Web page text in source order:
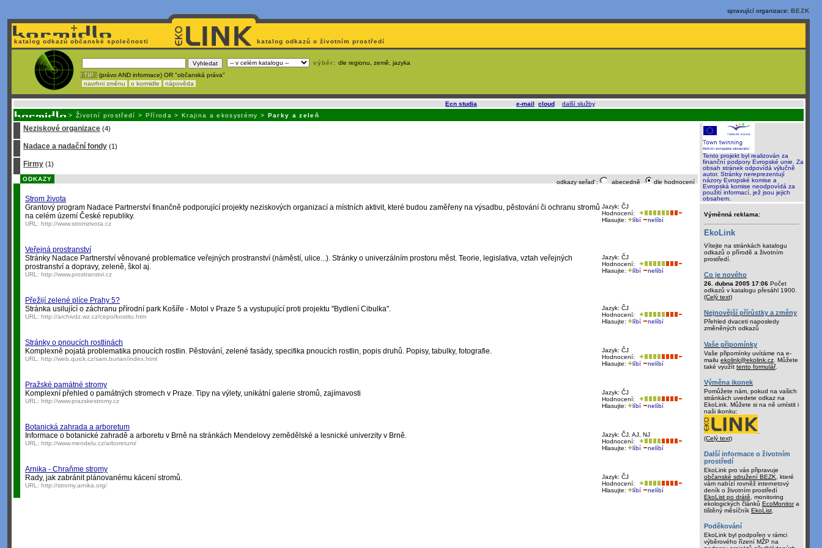
spravující organizace: BEZK
katalog odkazů občanské společnosti katalog odkazů o životním prostředí
výběr: dle regionu, země, jazyka
! TIP : (právo AND informace) OR "občanská práva"
navrhni změnu
o kormidle nápověda
Ecn studia e-mail cloud další služby.
> Životní prostředí > Příroda >Krajina a ekosystémy > Parky a zeleň
Neziskové organizace (4)
Nadace a nadační fondy (1)
Firmy (1)
odkazy seřaď : abecedně dle hodnocení
ODKAZY
Strom života
Jazyk: ČJ
Hodnocení:
Hlasujte:
líbí nelíbí
Grantový program Nadace Partnerství finančně podporující projekty neziskových organizací a místních aktivit, které budou zaměřeny na výsadbu, pěstování či ochranu stromů
na celém území České republiky.
URL: http://www.stromzivota.cz
Veřejná prostranství
Jazyk: ČJ
Hodnocení:
Hlasujte:
líbí nelíbí
Stránky Nadace Partnerství věnované problematice veřejných prostranství (náměstí, ulice...). Stránky o univerzálním prostoru měst. Teorie, legislativa, vztah veřejných
prostranství a dopravy, zeleně, škol aj.
URL: http://www.prostranstvi.cz
Přežijí zelené plíce Prahy 5?
Jazyk: ČJ
Hodnocení:
Hlasujte:
líbí nelíbí
Stránka usilující o záchranu přírodní park Košíře - Motol v Praze 5 a vystupující proti projektu "Bydlení Cibulka".
URL: http://archivdz.wz.cz/cepo/kostitu.htm
Stránky o pnoucích rostlinách
Jazyk: ČJ
Hodnocení:
Hlasujte:
líbí nelíbí
Komplexně pojatá problematika pnoucích rostlin. Pěstování, zelené fasády, specifika pnoucích rostlin, popis druhů. Popisy, tabulky, fotografie.
URL: http://web.quick.cz/sam.burian/index.html
Pražské památné stromy
Jazyk: ČJ
Hodnocení:
Hlasujte:
líbí nelíbí
Komplexní přehled o památných stromech v Praze. Tipy na výlety, unikátní galerie stromů, zajímavosti
URL: http://www.prazskestromy.cz
Botanická zahrada a arboretum
Jazyk: ČJ, AJ, NJ
Hodnocení:
Hlasujte:
líbí nelíbí
Informace o botanické zahradě a arboretu v Brně na stránkách Mendelovy zemědělské a lesnické univerzity v Brně.
URL: http://www.mendelu.cz/arboretum/
Arnika - Chraňme stromy
Jazyk: ČJ
Hodnocení:
Hlasujte:
líbí nelíbí
Rady, jak zabránit plánovanému kácení stromů.
URL: http://stromy.arnika.org/
Tento projekt byl realizován za
finanční podpory Evropské unie. Za
obsah stránek odpovídá výlučně
autor. Stránky nereprezentují
názory Evropské komise a
Evropská komise neodpovídá za
použití informací, jež jsou jejich
obsahem.
Výměnná reklama:
EkoLink
Vítejte na stránkách katalogu
odkazů o přírodě a životním
prostředí.
Co je nového
26. dubna 2005 17:06 Počet
odkazů v katalogu přesáhl 1900.
(Celý text)
Nejnovější přírůstky a změny
Přehled dvaceti naposledy
změněných odkazů
Vaše připomínky
Vaše připomínky uvítáme na e-
mailu ekolink@ekolink.cz . Můžete
také využít tento formulář.
Výměna ikonek
Pomůžete nám, pokud na vašich
stránkách uvedete odkaz na
EkoLink. Můžete si na ně umístit i
naši ikonku:
(Celý text)
Další informace o životním
prostředí
EkoLink pro vás připravuje
občanské sdružení BEZK , které
vám nabízí rovněž internetový
deník o životním prostředí
EkoList po drátě , monitoring
ekologických článků EcoMonitora
tištěný měsíčník EkoList
Poděkování
EkoLink byl podpořen v rámci
výběrového řízení MŽP na